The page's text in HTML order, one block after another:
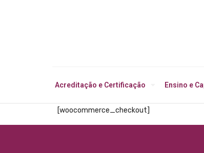
Acreditação e Certificação Ensino e
[woocommerce_checkout]